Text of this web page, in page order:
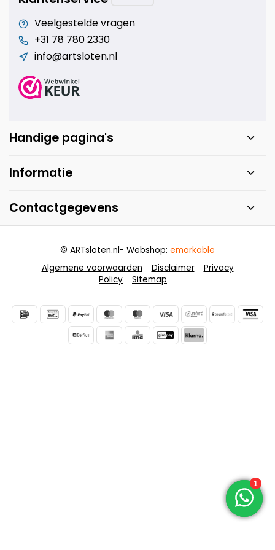
Veelgestelde vragen
+31 78 780 2330
info@artsloten.nl
Handige pagina's
Informatie
Contactgegevens
Algemene voorwaarden Disclaimer
Privacy
Policy
Sitemap
© ARTsloten.nl- Webshop: emarkable